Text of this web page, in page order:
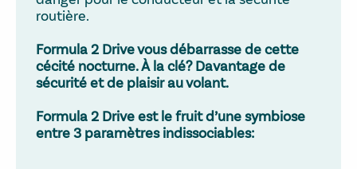
routière.
Formula 2 Drive vous débarrasse de cette
cécité nocturne. À la clé? Davantage de
sécurité et de plaisir au volant.
Formula 2 Drive est le fruit d’une symbiose
entre 3 paramètres indissociables: